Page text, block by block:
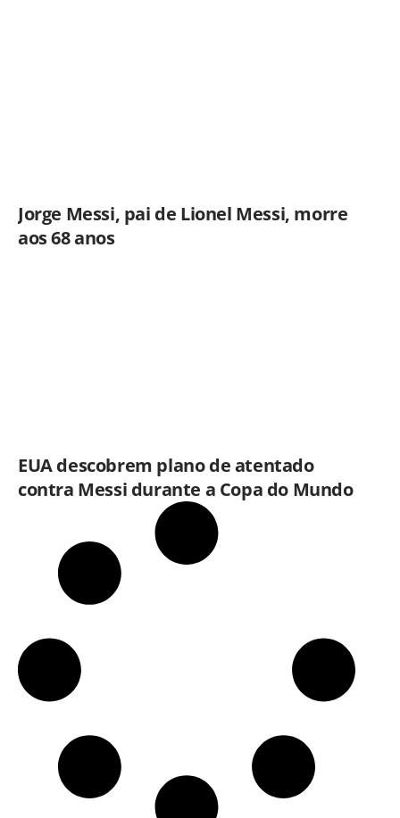
Jorge Messi, pai de Lionel Messi, morre
aos 68 anos
EUA descobrem plano de atentado
contra Messi durante a Copa do Mundo